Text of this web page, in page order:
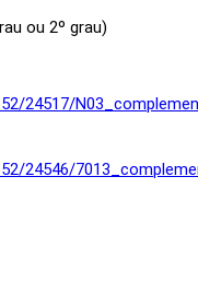
ou 2º grau)
24517/
24546/